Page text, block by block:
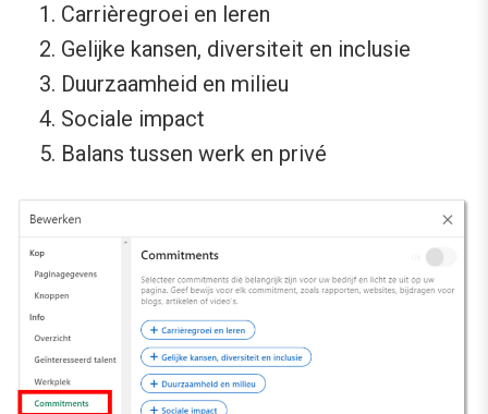
Carrièregroei en leren
Gelijke kansen, diversiteit en inclusie
Duurzaamheid en milieu
Sociale impact
Balans tussen werk en privé